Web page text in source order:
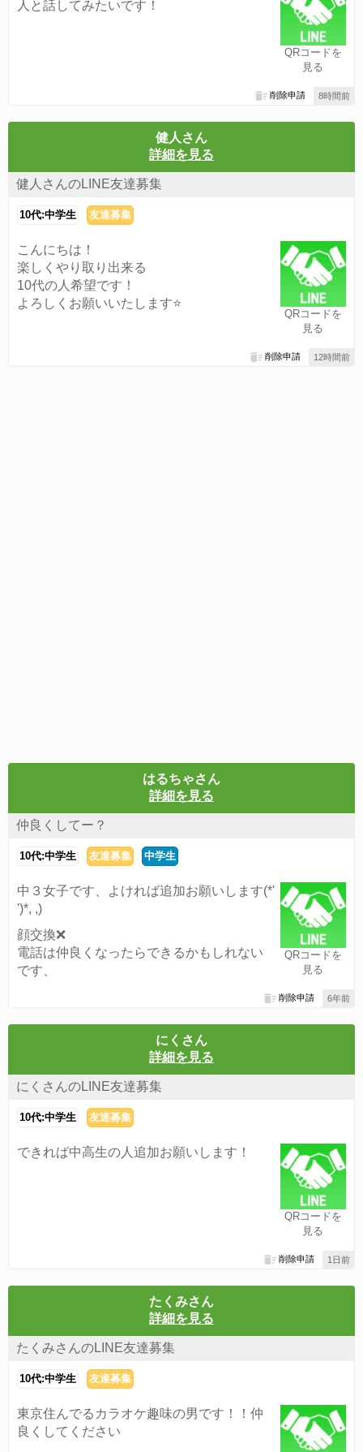
QRコードを
見る
人と話してみたいです！
8時間前
削除申請
健人さん
詳細を見る
健人さんのLINE友達募集
10代:中学生 友達募集
QRコードを
見る
こんにちは！
楽しくやり取り出来る
10代の人希望です！
よろしくお願いいたします⭐️
12時間前
削除申請
はるちゃさん
詳細を見る
仲良くしてー？
10代:中学生 友達募集 中学生
QRコードを
見る
中３女子です、よければ追加お願いします(*'
')*, ,)
顔交換❌
電話は仲良くなったらできるかもしれない
です、
6年前
削除申請
にくさん
詳細を見る
にくさんのLINE友達募集
10代:中学生 友達募集
QRコードを
見る
できれば中高生の人追加お願いします！
1日前
削除申請
たくみさん
詳細を見る
たくみさんのLINE友達募集
10代:中学生 友達募集
東京住んでるカラオケ趣味の男です！！仲
良くしてください